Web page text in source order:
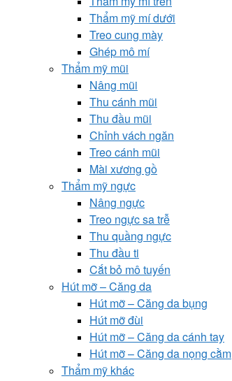
Thẩm mỹ mí dưới
Treo cung mày
Ghép mô mí
Thẩm mỹ mũi
Nâng mũi
Thu cánh mũi
Thu đầu mũi
Chỉnh vách ngăn
Treo cánh mũi
Mài xương gồ
Thẩm mỹ ngực
Nâng ngực
Treo ngực sa trễ
Thu quầng ngực
Thu đầu ti
Cắt bỏ mô tuyến
Hút mỡ – Căng da
Hút mỡ – Căng da bụng
Hút mỡ đùi
Hút mỡ – Căng da cánh tay
Hút mỡ – Căng da nọng cằm
Thẩm mỹ khác